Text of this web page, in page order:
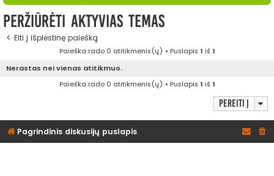
Peržiūrėti aktyvias temas
Eiti į išplėstinę paiešką
Paieška rado 0 atitikmenis(ų) • Puslapis 1 iš 1
Nerastas nei vienas atitikmuo.
Paieška rado 0 atitikmenis(ų) • Puslapis 1 iš 1
Pereiti į
Pagrindinis diskusijų puslapis